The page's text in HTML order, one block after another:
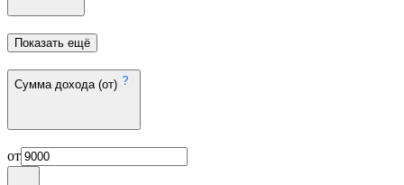
Показать ещё
Сумма дохода (от)
от